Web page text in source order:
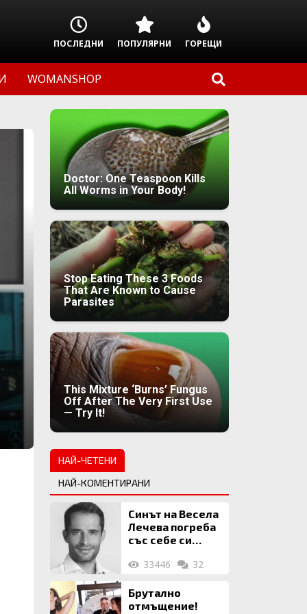
ПОСЛЕДНИ ПОПУЛЯРНИ ГОРЕЩИ
WOMANSHOP
Doctor: One Teaspoon Kills
All Worms in Your Body!
Stop Eating These 3 Foods
That Are Known to Cause
Parasites
This Mixture ‘Burns’ Fungus
Off After The Very First Use
— Try It!
НАЙ-ЧЕТЕНИ
НАЙ-КОМЕНТИРАНИ
Синът на Весела
Лечева погреба
със себе си
млн. евро
33446 32
Брутално
отмъщение!